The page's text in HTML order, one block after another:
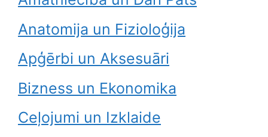
Anatomija un Fizioloģija
Apģērbi un Aksesuāri
Bizness un Ekonomika
Ceļojumi un Izklaide